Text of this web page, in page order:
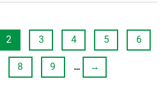
2 3 4 5 6
8 9 … →